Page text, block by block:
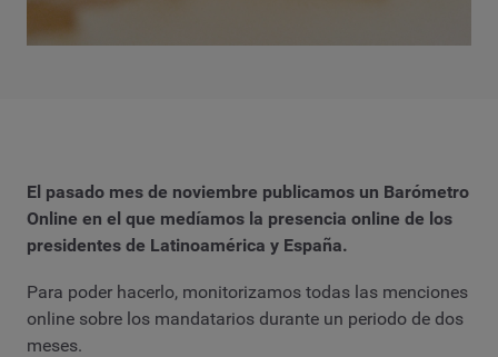
El pasado mes de noviembre publicamos un Barómetro
Online en el que medíamos la presencia online de los
presidentes de Latinoamérica y España.
Para poder hacerlo, monitorizamos todas las menciones
online sobre los mandatarios durante un periodo de dos
meses.